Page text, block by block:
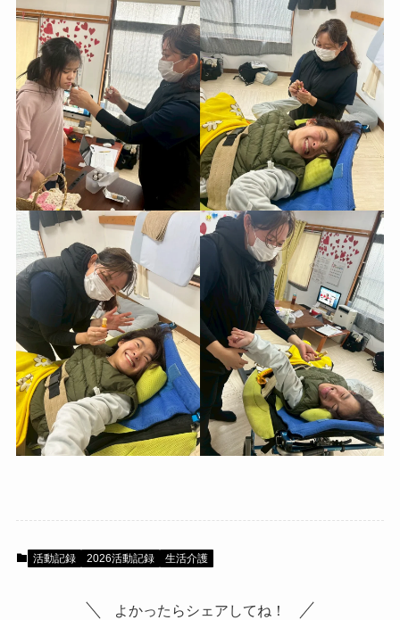
活動記録 2026活動記録 生活介護
よかったらシェアしてね！